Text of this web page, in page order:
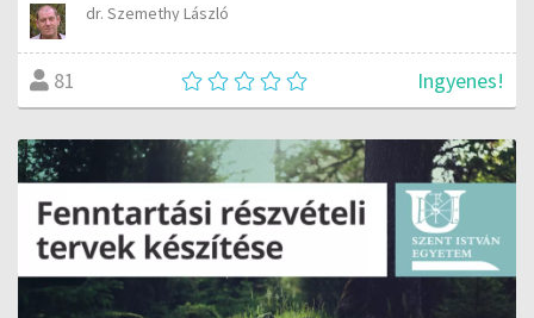
dr. Szemethy László
81 Ingyenes!